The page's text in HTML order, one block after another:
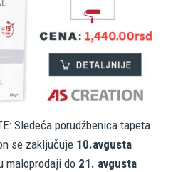
Sledeća porudžbenica tapeta
se zaključuje 10.avgusta
maloprodaji do 21. avgusta